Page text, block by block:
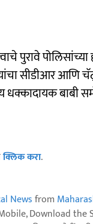
पुरावे पोलिसांच्या
सीडीआर आणि
बाबी
क्लिक करा.
Newsfrom
Download